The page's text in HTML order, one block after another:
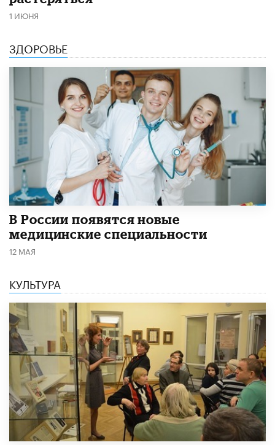
1 ИЮНЯ
ЗДОРОВЬЕ
В России появятся новые
медицинские специальности
12 МАЯ
КУЛЬТУРА